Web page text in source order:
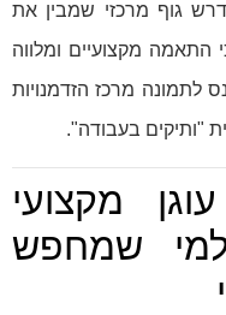
גוף מרכזי שמבין את
מקצועיים ומלווה
לתמונה מרכז הזדמנויות
"ותיקים בעבודה".
מקצועי
שמחפש